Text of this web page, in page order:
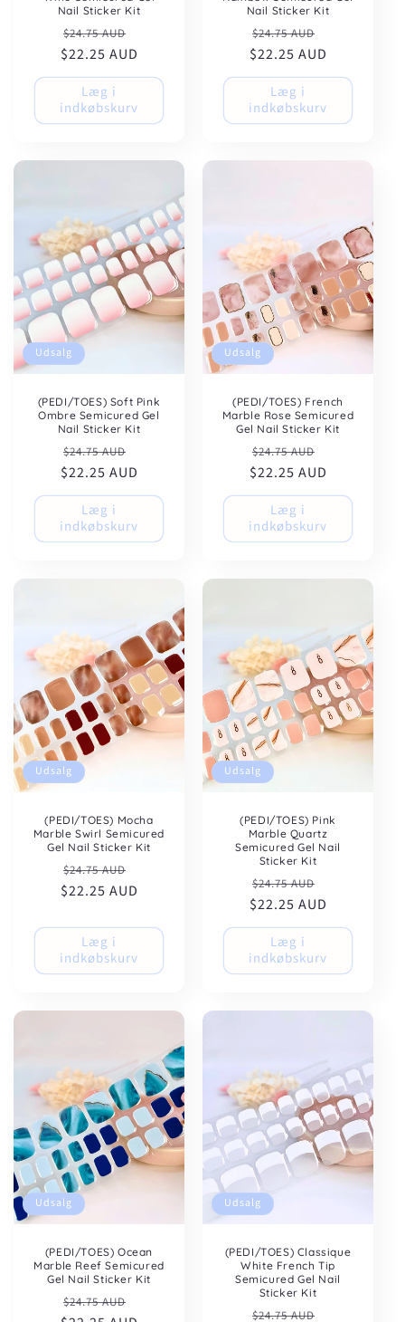
Nail Sticker Kit
Normalpris
$24.75 AUD
$22.25 AUD
Læg i
indkøbskurv
Nail Sticker Kit
Normalpris
$24.75 AUD
$22.25 AUD
Læg i
indkøbskurv
Udsalg
(PEDI/TOES) Soft Pink
Ombre Semicured Gel
Nail Sticker Kit
Normalpris
$24.75 AUD
$22.25 AUD
Læg i
indkøbskurv
Udsalg
(PEDI/TOES) French
Marble Rose Semicured
Gel Nail Sticker Kit
Normalpris
$24.75 AUD
$22.25 AUD
Læg i
indkøbskurv
Udsalg
(PEDI/TOES) Mocha
Marble Swirl Semicured
Gel Nail Sticker Kit
Normalpris
$24.75 AUD
$22.25 AUD
Læg i
indkøbskurv
Udsalg
(PEDI/TOES) Pink
Marble Quartz
Semicured Gel Nail
Sticker Kit
Normalpris
$24.75 AUD
$22.25 AUD
Læg i
indkøbskurv
Udsalg
(PEDI/TOES) Ocean
Marble Reef Semicured
Gel Nail Sticker Kit
Normalpris
$24.75 AUD
Udsalg
(PEDI/TOES) Classique
White French Tip
Semicured Gel Nail
Sticker Kit
Normalpris
$24.75 AUD